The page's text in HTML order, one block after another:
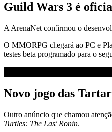
Guild Wars 3 é
A ArenaNet confirmou o
O MMORPG chegará ao PC e
testes beta programado para o
Novo jogo das
Outro anúncio que chamou
Turtles: The Last Ronin.